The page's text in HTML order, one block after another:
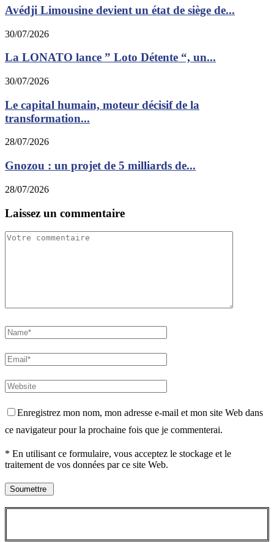
Avédji Limousine devient un état de siège de...
30/07/2026
La LONATO lance ” Loto Détente “, un...
30/07/2026
Le capital humain, moteur décisif de la
transformation...
28/07/2026
Gnozou : un projet de 5 milliards de...
28/07/2026
Laissez un commentaire
Enregistrez mon nom, mon adresse e-mail et mon site Web dans
ce navigateur pour la prochaine fois que je commenterai.
* En utilisant ce formulaire, vous acceptez le stockage et le
traitement de vos données par ce site Web.